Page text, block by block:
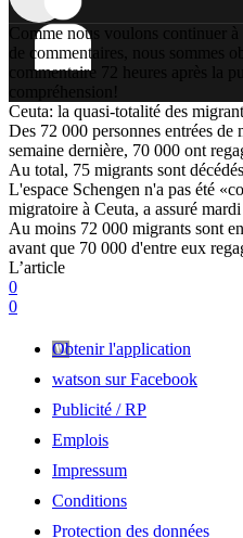
Comme nous voulons continuer
de commentaires, nous sommes
commentaire 72 heures après la
compréhension!
Ceuta: la quasi-totalité des
Des 72 000 personnes entrées
semaine dernière, 70 000 ont
Au total, 75 migrants sont
L'espace Schengen n'a pas été
migratoire à Ceuta, a assuré
Au moins 72 000 migrants sont
avant que 70 000 d'entre eux
L’article
0
0
Obtenir l'application
watson sur Facebook
Publicité / RP
Emplois
Impressum
Conditions
Protection des données